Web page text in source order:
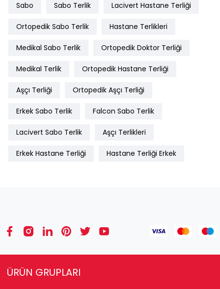
Sabo Sabo Terlik Lacivert Hastane Terliği
Ortopedik Sabo Terlik Hastane Terlikleri
Medikal Sabo Terlik Ortopedik Doktor Terliği
Medikal Terlik Ortopedik Hastane Terliği
Aşçı Terliği Ortopedik Aşçı Terliği
Erkek Sabo Terlik Falcon Sabo Terlik
Lacivert Sabo Terlik Aşçı Terlikleri
Erkek Hastane Terliği Hastane Terliği Erkek
ÜRÜN GRUPLARI